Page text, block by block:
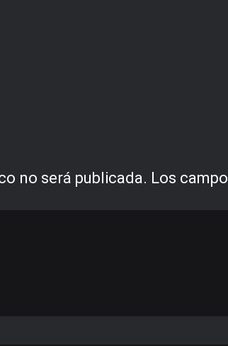
no será publicada. Los